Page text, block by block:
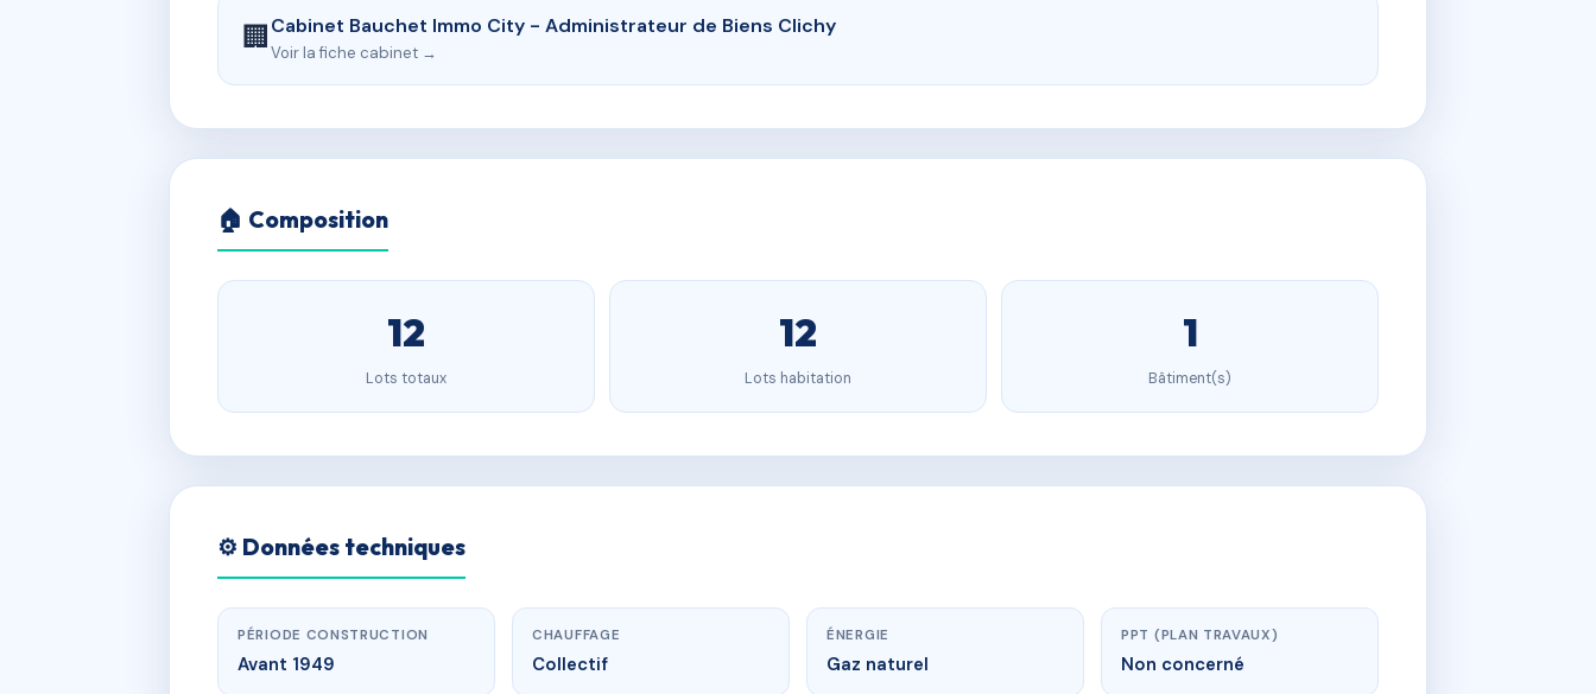
🏢Cabinet Bauchet Immo City - Administrateur de Biens Clichy
Voir la fiche cabinet →
🏠 Composition
12
Lots totaux
12
Lots habitation
1
Bâtiment(s)
⚙️ Données techniques
PÉRIODE CONSTRUCTION
Avant 1949
CHAUFFAGE
Collectif
ÉNERGIE
Gaz naturel
PPT (PLAN TRAVAUX)
Non concerné